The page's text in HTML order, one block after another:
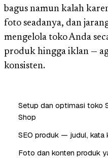
bagus namun kalah
foto seadanya, dan
mengelola toko Anda
produk hingga iklan —
konsisten.
Setup dan optimasi toko
Shop
SEO produk — judul, kata
Foto dan konten produk